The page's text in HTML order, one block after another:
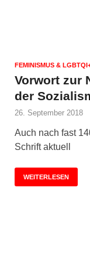
FEMINISMUS &
Vorwort zur
der
26. September 2018
Auch nach fast
Schrift aktuell
WEITERLESEN